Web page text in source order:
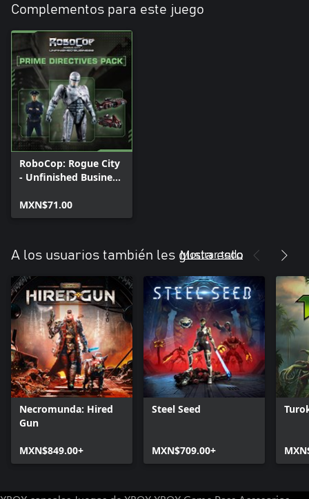
Complementos para este juego
RoboCop: Rogue City
- Unfinished Business
Pack
MXN$71.00
A los usuarios también les gusta esto
Mostrar todo
Necromunda: Hired
Gun
MXN$849.00+
Steel Seed
MXN$709.00+